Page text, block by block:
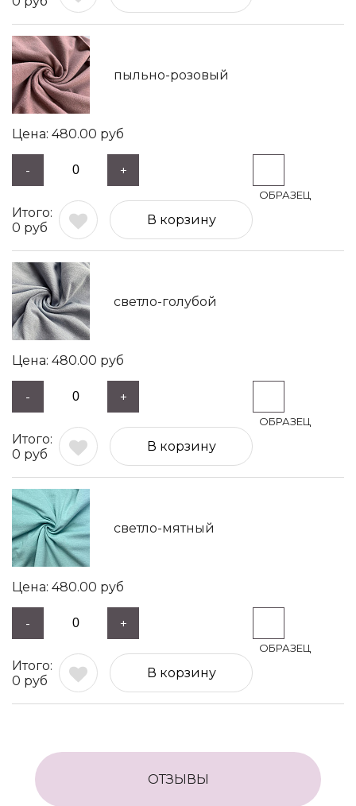
пыльно-розовый
480.00 руб
- +
0 руб
В корзину
светло-голубой
480.00 руб
- +
0 руб
В корзину
светло-мятный
480.00 руб
- +
0 руб
В корзину
ОТЗЫВЫ